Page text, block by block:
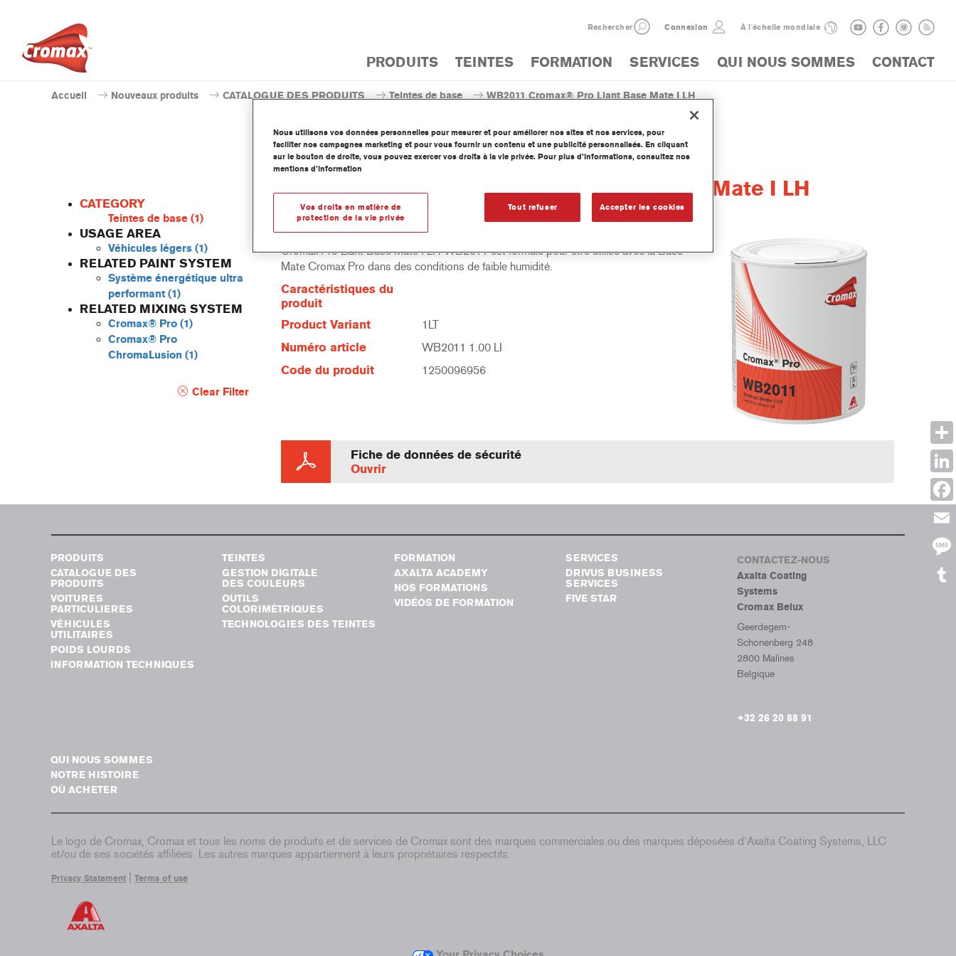
Rechercher Connexion À l'échelle mondiale
PRODUITS TEINTES FORMATION SERVICES QUI NOUS SOMMES CONTACT
Accueil Nouveaux produits CATALOGUE DES PRODUITS Teintes de base WB2011 Cromax® Pro Liant Base Mate I LH
CATEGORY
Teintes de base (1)
USAGE AREA
Véhicules légers (1)
RELATED PAINT SYSTEM
Système énergétique ultra
performant (1)
RELATED MIXING SYSTEM
Cromax® Pro (1)
Cromax® Pro
ChromaLusion (1)
Clear Filter
WB2011 Cromax® Pro Liant Base Mate I LH
Cromax Pro Liant Base Mate I LH WB2011 est formulé pour être utilisé avec la Base
Mate Cromax Pro dans des conditions de faible humidité.
Caractéristiques du
produit
Product Variant
1LT
Numéro article WB2011 1.00 LI
Code du produit 1250096956
Fiche de données de sécurité
Ouvrir
PRODUITS
CATALOGUE DES
PRODUITS
VOITURES
PARTICULIERES
VÉHICULES
UTILITAIRES
POIDS LOURDS
INFORMATION TECHNIQUES
TEINTES
GESTION DIGITALE
DES COULEURS
OUTILS
COLORIMÉTRIQUES
TECHNOLOGIES DES TEINTES
FORMATION
AXALTA ACADEMY
NOS FORMATIONS
VIDÉOS DE FORMATION
SERVICES
DRIVUS BUSINESS
SERVICES
FIVE STAR
QUI NOUS SOMMES
NOTRE HISTOIRE
OÙ ACHETER
CONTACTEZ-NOUS
Axalta Coating
Systems
Cromax Belux
Geerdegem-
Schonenberg 248
2800 Malines
Belgique
+32 26 20 88 91
Le logo de Cromax, Cromax et tous les noms de produits et de services de Cromax sont des marques commerciales ou des marques déposées d’Axalta Coating Systems, LLC
et/ou de ses sociétés affiliées. Les autres marques appartiennent à leurs propriétaires respectifs.
Privacy Statement Terms of use
Nous utilisons vos données personnelles pour mesurer et pour améliorer nos sites et nos services, pour
faciliter nos campagnes marketing et pour vous fournir un contenu et une publicité personnalisés. En cliquant
sur le bouton de droite, vous pouvez exercer vos droits à la vie privée. Pour plus d’informations, consultez nos
mentions d’information
Tout refuser Accepter les cookies
Vos droits en matière de
protection de la vie privée